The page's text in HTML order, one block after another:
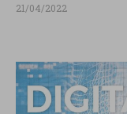
21/04/2022